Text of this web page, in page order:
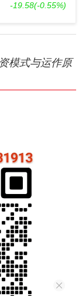
-19.58(-0.55%)
模式与运作原